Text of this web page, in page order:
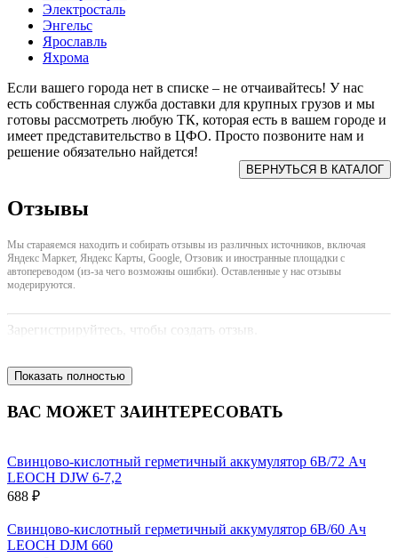
Электросталь
Энгельс
Ярославль
Яхрома
Если вашего города нет в списке – не отчаивайтесь! У нас
есть собственная служба доставки для крупных грузов и мы
готовы рассмотреть любую ТК, которая есть в вашем городе и
имеет представительство в ЦФО. Просто позвоните нам и
решение обязательно найдется!
Отзывы
Мы стараяемся находить и собирать отзывы из различных источников, включая
Яндекс Маркет, Яндекс Карты, Google, Отзовик и иностранные площадки с
автопереводом (из-за чего возможны ошибки). Оставленные у нас отзывы
модерируются.
Зарегистрируйтесь, чтобы создать отзыв.
Показать полностью
ВАС МОЖЕТ ЗАИНТЕРЕСОВАТЬ
Свинцово-кислотный герметичный аккумулятор 6В/72 Ач
LEOCH DJW 6-7,2
688 ₽
Свинцово-кислотный герметичный аккумулятор 6В/60 Ач
LEOCH DJM 660